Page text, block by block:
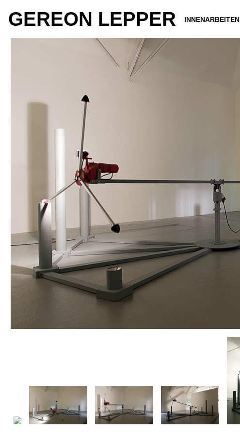
GEREON LEPPER INNENARBEITEN